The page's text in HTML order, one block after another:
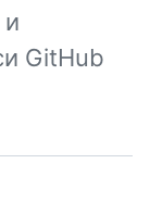
GitHub